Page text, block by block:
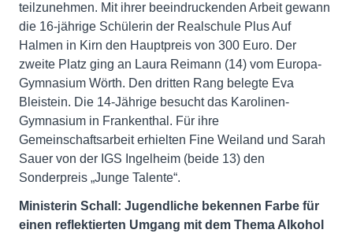
teilzunehmen. Mit ihrer beeindruckenden Arbeit gewann
die 16-jährige Schülerin der Realschule Plus Auf
Halmen in Kirn den Hauptpreis von 300 Euro. Der
zweite Platz ging an Laura Reimann (14) vom Europa-
Gymnasium Wörth. Den dritten Rang belegte Eva
Bleistein. Die 14-Jährige besucht das Karolinen-
Gymnasium in Frankenthal. Für ihre
Gemeinschaftsarbeit erhielten Fine Weiland und Sarah
Sauer von der IGS Ingelheim (beide 13) den
Sonderpreis „Junge Talente“.
Ministerin Schall: Jugendliche bekennen Farbe für
einen reflektierten Umgang mit dem Thema Alkohol